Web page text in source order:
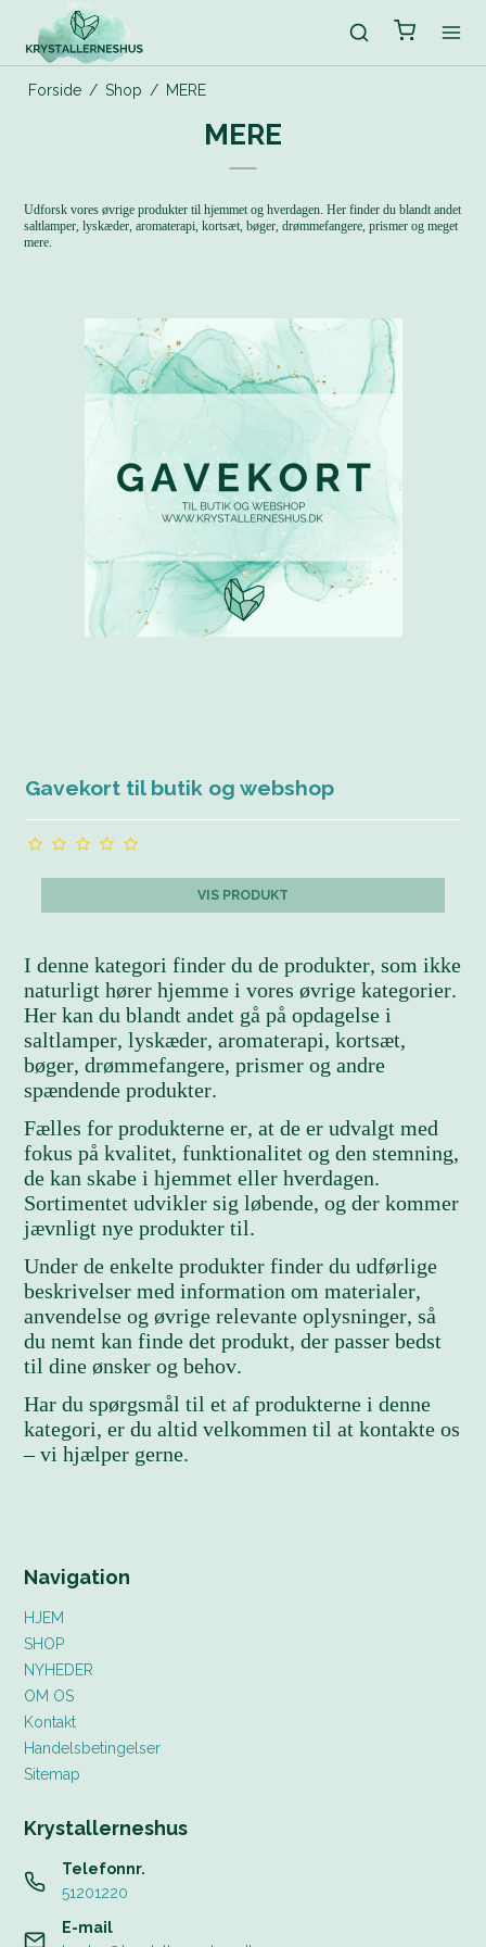
Forside / Shop / MERE
MERE
Udforsk vores øvrige produkter til hjemmet og hverdagen. Her finder du blandt andet
saltlamper, lyskæder, aromaterapi, kortsæt, bøger, drømmefangere, prismer og meget
mere.
Gavekort til butik og webshop
VIS PRODUKT
I denne kategori finder du de produkter, som ikke
naturligt hører hjemme i vores øvrige kategorier.
Her kan du blandt andet gå på opdagelse i
saltlamper, lyskæder, aromaterapi, kortsæt,
bøger, drømmefangere, prismer og andre
spændende produkter.
Fælles for produkterne er, at de er udvalgt med
fokus på kvalitet, funktionalitet og den stemning,
de kan skabe i hjemmet eller hverdagen.
Sortimentet udvikler sig løbende, og der kommer
jævnligt nye produkter til.
Under de enkelte produkter finder du udførlige
beskrivelser med information om materialer,
anvendelse og øvrige relevante oplysninger, så
du nemt kan finde det produkt, der passer bedst
til dine ønsker og behov.
Har du spørgsmål til et af produkterne i denne
kategori, er du altid velkommen til at kontakte os
– vi hjælper gerne.
Navigation
HJEM
SHOP
NYHEDER
OM OS
Kontakt
Handelsbetingelser
Sitemap
Krystallerneshus
Telefonnr.
51201220
E-mail